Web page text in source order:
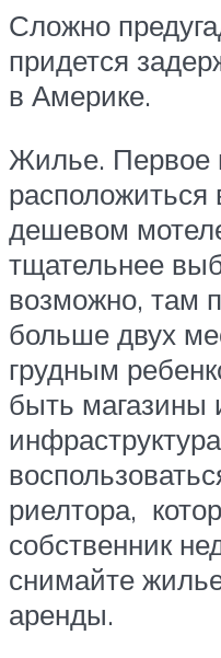
Сложно
придется
в Америке.
Жилье. Первое
дешевом
тщательнее
возможно, там
больше двух
грудным
быть магазины
риелтора,
собственник
снимайте
аренды.